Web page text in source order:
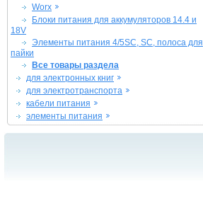
Worx
Блоки питания для аккумуляторов 14.4 и
18V
Элементы питания 4/5SC, SC, полоса для
пайки
Все товары раздела
для электронных книг
для электротранспорта
кабели питания
элементы питания